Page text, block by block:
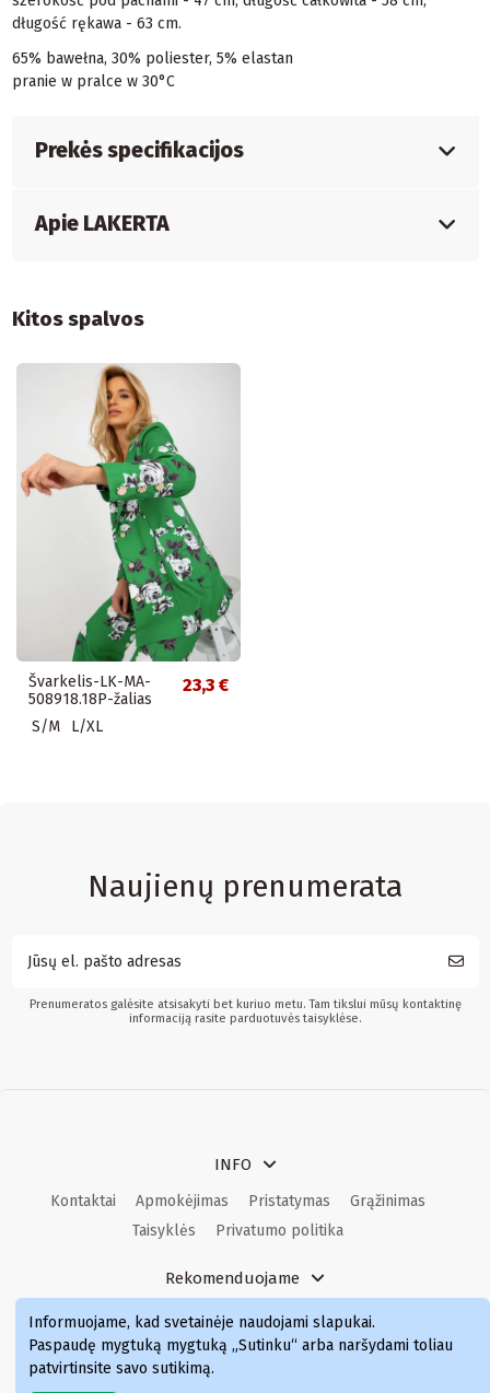
długość rękawa - 63 cm.
65% bawełna, 30% poliester, 5% elastan
pranie w pralce w 30°C
Prekės specifikacijos
Apie LAKERTA
Kitos spalvos
Švarkelis-LK-MA-
508918.18P-žalias
23,3 €
S/M L/XL
Naujienų prenumerata
Prenumeratos galėsite atsisakyti bet kuriuo metu. Tam tikslui mūsų kontaktinę
informaciją rasite parduotuvės taisyklėse.
INFO
Kontaktai Apmokėjimas Pristatymas
Grąžinimas
Taisyklės
Privatumo politika
Rekomenduojame
Kvepalai Kvepalai moterims
Kvepalai vyrams
Kvepalai moterims
Kvepalai
Informuojame, kad svetainėje naudojami slapukai.
Paspaudę mygtuką mygtuką „Sutinku“ arba naršydami toliau
patvirtinsite savo sutikimą.